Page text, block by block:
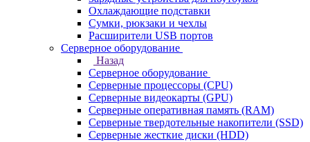
Охлаждающие подставки
Сумки, рюкзаки и чехлы
Расширители USB портов
Серверное оборудование
Назад
Серверное оборудование
Серверные процессоры (CPU)
Серверные видеокарты (GPU)
Серверные оперативная память (RAM)
Серверные твердотельные накопители (SSD)
Серверные жесткие диски (HDD)